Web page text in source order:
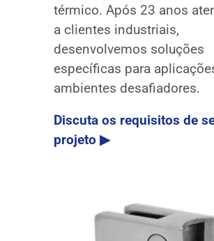
térmico. Após 23 anos
a clientes industriais,
desenvolvemos soluções
específicas para
ambientes desafiadores.
Discuta os requisitos de
projeto ▶